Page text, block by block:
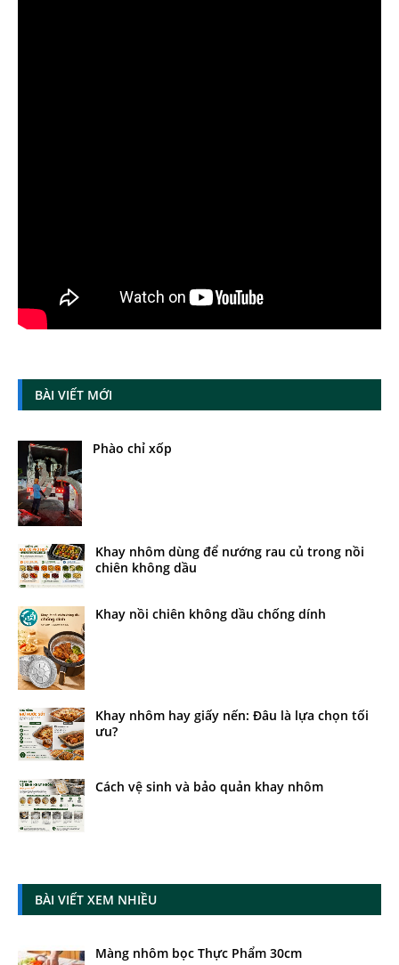
BÀI VIẾT MỚI
Phào chỉ xốp
Khay nhôm dùng để nướng rau củ trong nồi
chiên không dầu
Khay nồi chiên không dầu chống dính
Khay nhôm hay giấy nến: Đâu là lựa chọn tối
ưu?
Cách vệ sinh và bảo quản khay nhôm
BÀI VIẾT XEM NHIỀU
Màng nhôm bọc Thực Phẩm 30cm